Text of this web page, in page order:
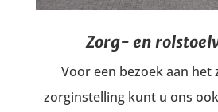
Zorg- en
Voor een bezoek aan het
zorginstelling kunt u ons